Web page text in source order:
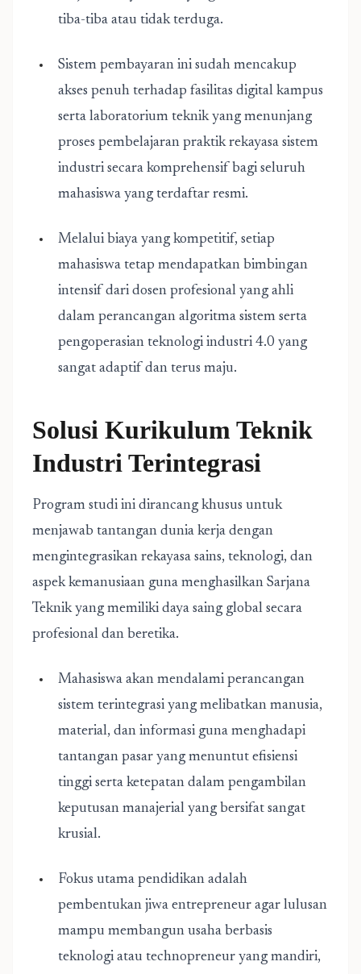
tiba-tiba atau tidak terduga.
Sistem pembayaran ini sudah mencakup
akses penuh terhadap fasilitas digital kampus
serta laboratorium teknik yang menunjang
proses pembelajaran praktik rekayasa sistem
industri secara komprehensif bagi seluruh
mahasiswa yang terdaftar resmi.
Melalui biaya yang kompetitif, setiap
mahasiswa tetap mendapatkan bimbingan
intensif dari dosen profesional yang ahli
dalam perancangan algoritma sistem serta
pengoperasian teknologi industri 4.0 yang
sangat adaptif dan terus maju.
Solusi Kurikulum Teknik
Industri Terintegrasi
Program studi ini dirancang khusus untuk
menjawab tantangan dunia kerja dengan
mengintegrasikan rekayasa sains, teknologi, dan
aspek kemanusiaan guna menghasilkan Sarjana
Teknik yang memiliki daya saing global secara
profesional dan beretika.
Mahasiswa akan mendalami perancangan
sistem terintegrasi yang melibatkan manusia,
material, dan informasi guna menghadapi
tantangan pasar yang menuntut efisiensi
tinggi serta ketepatan dalam pengambilan
keputusan manajerial yang bersifat sangat
krusial.
Fokus utama pendidikan adalah
pembentukan jiwa entrepreneur agar lulusan
mampu membangun usaha berbasis
teknologi atau technopreneur yang mandiri,